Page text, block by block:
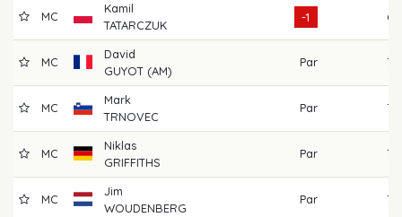
MC
Kamil
TATARCZUK
-1 68
MC
David
GUYOT (AM)
Par 70
MC
Mark
TRNOVEC
Par 70
MC
Niklas
GRIFFITHS
Par 70
MC
Jim
WOUDENBERG
Par 70